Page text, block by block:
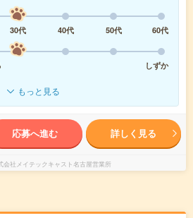
30代 40代 50代
60代
しずか
もっと見る
応募へ進む 詳しく見る
会社メイテックキャスト名古屋営業所